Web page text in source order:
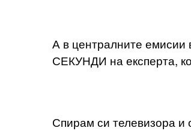
А в централните емисии
СЕКУНДИ на експерта,
Спирам си телевизора